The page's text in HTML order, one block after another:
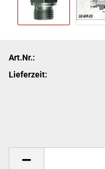
Art.Nr.:
Lieferzeit: